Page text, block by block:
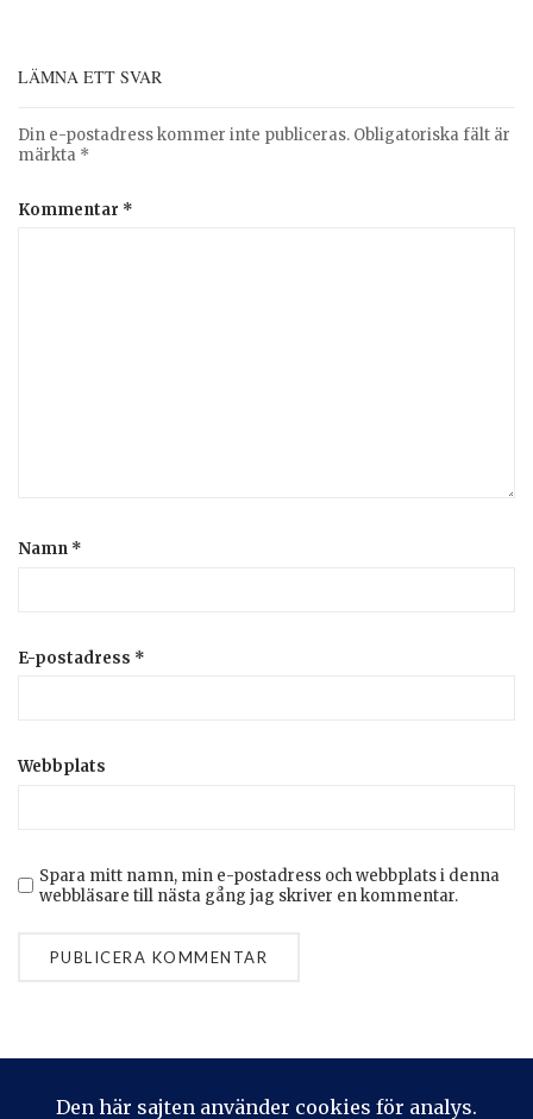
LÄMNA ETT SVAR
Din e-postadress kommer inte publiceras. Obligatoriska fält är
märkta *
Kommentar *
Namn *
E-postadress *
Webbplats
Spara mitt namn, min e-postadress och webbplats i denna
webbläsare till nästa gång jag skriver en kommentar.
Privacy & Cookies: This site uses cookies. By continuing to use